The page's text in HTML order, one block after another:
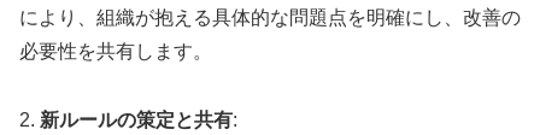
により、組織が抱える具体的な問題点を明確にし、改善の
必要性を共有します。
2. 新ルールの策定と共有: